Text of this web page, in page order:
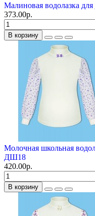
Малиновая водолазка
373.00р.
В корзину
Молочная школьная
ДШ18
420.00р.
В корзину